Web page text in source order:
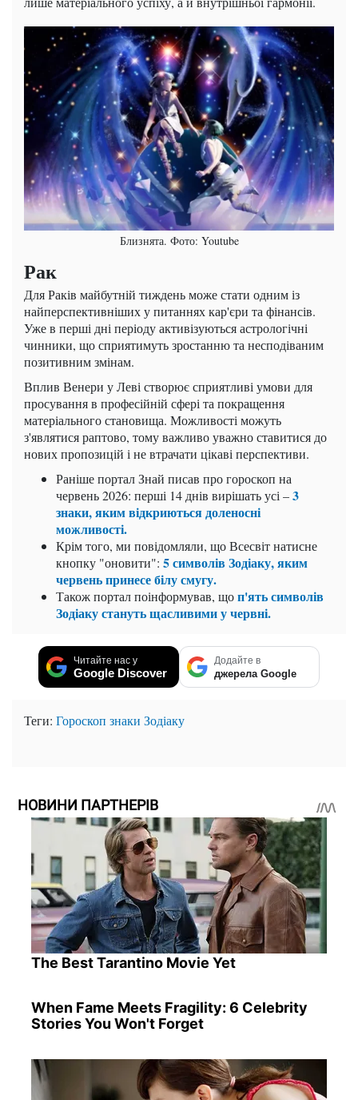
Близнята. Фото: Youtube
Рак
Для Раків майбутній тиждень може стати одним із
найперспективніших у питаннях кар'єри та фінансів.
Уже в перші дні періоду активізуються астрологічні
чинники, що сприятимуть зростанню та несподіваним
позитивним змінам.
Вплив Венери у Леві створює сприятливі умови для
просування в професійній сфері та покращення
матеріального становища. Можливості можуть
з'являтися раптово, тому важливо уважно ставитися до
нових пропозицій і не втрачати цікаві перспективи.
Раніше портал Знай писав про гороскоп на
червень 2026: перші 14 днів вирішать усі –3
знаки, яким відкриються доленосні
можливості.
Крім того, ми повідомляли, що Всесвіт натисне
кнопку "оновити": 5 символів Зодіаку, яким
червень принесе білу смугу.
Також портал поінформував, щоп'ять символів
Зодіаку стануть щасливими у червні.
Читайте нас у
Google Discover
Додайте в
джерела Google
Теги: Гороскоп знаки Зодіаку
НОВИНИ ПАРТНЕРІВ
The Best Tarantino Movie Yet
When Fame Meets Fragility: 6 Celebrity
Stories You Won't Forget